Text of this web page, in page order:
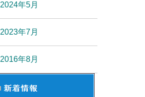
2024年5月
2023年7月
2016年8月